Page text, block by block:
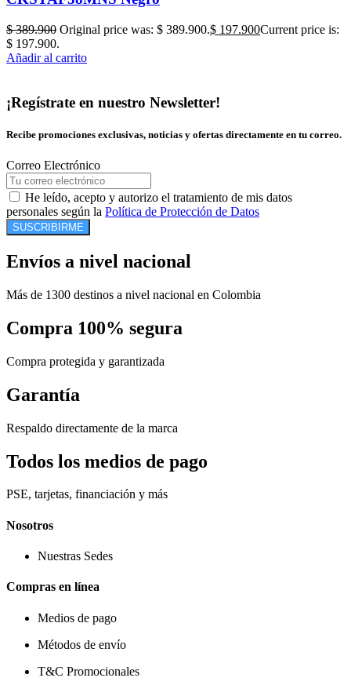
$389.900 Original price was: $ 389.900.$ 197.900Current price is:
$ 197.900.
Añadir al carrito
¡Regístrate en nuestro Newsletter!
Recibe promociones exclusivas, noticias y ofertas directamente en tu correo.
Correo Electrónico
He leído, acepto y autorizo el tratamiento de mis datos
personales según la Política de Protección de Datos
SUSCRIBIRME
Envíos a nivel nacional
Más de 1300 destinos a nivel nacional en Colombia
Compra 100% segura
Compra protegida y garantizada
Garantía
Respaldo directamente de la marca
Todos los medios de pago
PSE, tarjetas, financiación y más
Nosotros
Nuestras Sedes
Compras en línea
Medios de pago
Métodos de envío
T&C Promocionales